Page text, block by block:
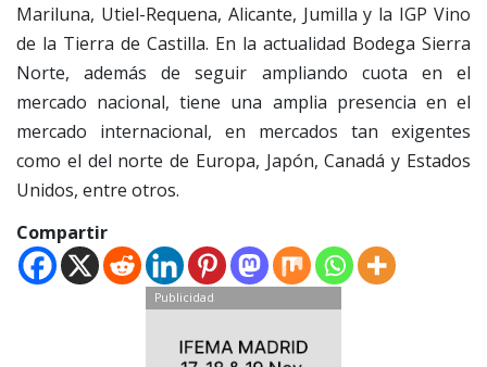
Mariluna, Utiel-Requena, Alicante, Jumilla y la IGP Vino
de la Tierra de Castilla. En la actualidad Bodega Sierra
Norte, además de seguir ampliando cuota en el
mercado nacional, tiene una amplia presencia en el
mercado internacional, en mercados tan exigentes
como el del norte de Europa, Japón, Canadá y Estados
Unidos, entre otros.
Compartir
Publicidad